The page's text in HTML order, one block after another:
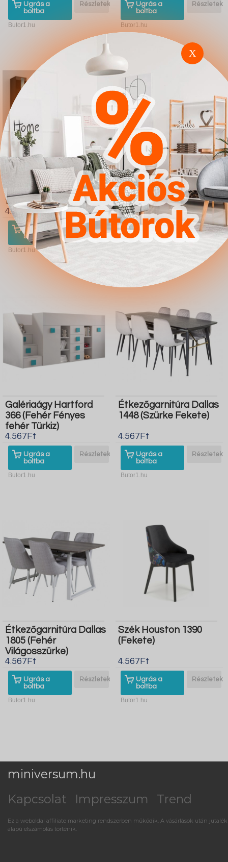
Ugrás a
boltba
Részletek
Butor1.hu
Ugrás a
boltba
Részletek
Butor1.hu
Nappali szett Charlotte
A111 (Fekete Fényes
fekete)
4.567Ft
Ugrás a
boltba
Részletek
Butor1.hu
Dohányzóasztal
Providence 176 (Fényes
fehér Fekete)
4.567Ft
Ugrás a
boltba
Részletek
Galériaágy Hartford
366 (Fehér Fényes
fehér Türkiz)
4.567Ft
Ugrás a
boltba
Részletek
Butor1.hu
Étkezőgarnitúra Dallas
1448 (Szürke Fekete)
4.567Ft
Ugrás a
boltba
Részletek
Butor1.hu
Étkezőgarnitúra Dallas
1805 (Fehér
Világosszürke)
4.567Ft
Ugrás a
boltba
Részletek
Butor1.hu
Szék Houston 1390
(Fekete)
4.567Ft
Ugrás a
boltba
Részletek
Butor1.hu
miniversum.hu
Kapcsolat
Impresszum Trend
Ez a weboldal affiliate marketing rendszerben működik. A vásárlások után jutalék
alapú elszámolás történik.
X